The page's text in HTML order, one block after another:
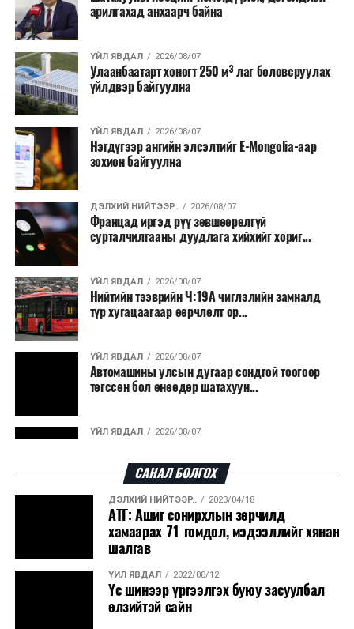
өдрүүдэд агаарын температур дахин огцом
нэмэгдэж, хуурайшилт эрчимжих төлөвтэй байгааг
анхааруулсан бөгөөд энэ нь гал унтраах ажиллагаанд
шинэ сорилт учруулж болзошгүйг онцолжээ.
арилгахад анхаарч байна
ҮЙЛ ЯВДАЛ 2026/08/07
Улаанбаатарт хоногт 250 м³ лаг боловсруулах
үйлдвэр байгуулна
ҮЙЛ ЯВДАЛ 2026/08/07
Нэгдүгээр ангийн элсэлтийг E-Mongolia-аар
зохион байгуулна
ДЭЛХИЙ НИЙТЭЭР.. 2026/08/07
Францад иргэд рүү зөвшөөрөлгүй
сурталчилгааны дуудлага хийхийг хориг...
ҮЙЛ ЯВДАЛ 2026/08/07
Нийтийн тээврийн Ч:19А чиглэлийн замналд
түр хугацаагаар өөрчлөлт ор...
ҮЙЛ ЯВДАЛ 2026/08/07
Автомашины улсын дугаар сондгой тоогоор
төгссөн бол өнөөдөр шатахуун...
ҮЙЛ ЯВДАЛ 2026/08/07
ДЭЛХИЙ НИЙТЭЭР..
“Уралдронзавод” компанийн ерөнхий
захирлын автомашиныг дэлбэлжээ...
ҮЙЛ ЯВДАЛ
Сүхбаатар боомтоор тав хоногт 10 мянга гаруй
тонн АИ-92 автобензин и...
САНАЛ БОЛГОХ
ДЭЛХИЙ НИЙТЭЭР.. 2023/04/18
АТГ: Ашиг сонирхлын зөрчилд
хамаарах 71 гомдол, мэдээллийг хянан
шалгав
ҮЙЛ ЯВДАЛ 2022/08/12
Үс шинээр үргээлгэх буюу засуулбал
өлзийтэй сайн